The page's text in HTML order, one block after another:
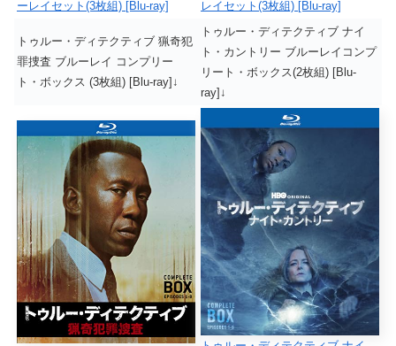
ーレイセット(3枚組) [Blu-ray]
レイセット(3枚組) [Blu-ray]
トゥルー・ディテクティブ 猟奇犯
罪捜査 ブルーレイ コンプリー
ト・ボックス (3枚組) [Blu-ray]↓
トゥルー・ディテクティブ ナイ
ト・カントリー ブルーレイコンプ
リート・ボックス(2枚組) [Blu-
ray]↓